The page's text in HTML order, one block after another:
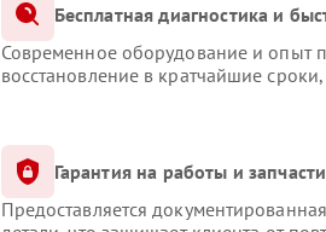
Бесплатная диагностика и
Современное оборудование и опыт
восстановление в кратчайшие
Гарантия на работы и запчасти
Предоставляется